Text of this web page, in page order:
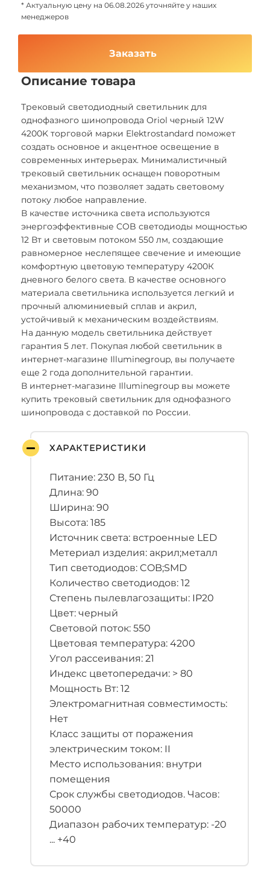
* Актуальную цену на 06.08.2026 уточняйте у наших
менеджеров
Заказать
Описание товара
Трековый светодиодный светильник для
однофазного шинопровода Oriol черный 12W
4200K торговой марки Elektrostandard поможет
создать основное и акцентное освещение в
современных интерьерах. Минималистичный
трековый светильник оснащен поворотным
механизмом, что позволяет задать световому
потоку любое направление.
В качестве источника света используются
энергоэффективные COB светодиоды мощностью
12 Вт и световым потоком 550 лм, создающие
равномерное неслепящее свечение и имеющие
комфортную цветовую температуру 4200К
дневного белого света. В качестве основного
материала светильника используется легкий и
прочный алюминиевый сплав и акрил,
устойчивый к механическим воздействиям.
На данную модель светильника действует
гарантия 5 лет. Покупая любой светильник в
интернет-магазине Illuminegroup, вы получаете
еще 2 года дополнительной гарантии.
В интернет-магазине Illuminegroup вы можете
купить трековый светильник для однофазного
шинопровода с доставкой по России.
ХАРАКТЕРИСТИКИ
Питание: 230 В, 50 Гц
Длина: 90
Ширина: 90
Высота: 185
Источник света: встроенные LED
Метериал изделия: акрил;металл
Тип светодиодов: COB;SMD
Количество светодиодов: 12
Степень пылевлагозащиты: IP20
Цвет: черный
Световой поток: 550
Цветовая температура: 4200
Угол рассеивания: 21
Индекс цветопередачи: > 80
Мощность Вт: 12
Электромагнитная совместимость:
Нет
Класс защиты от поражения
электрическим током: II
Место использования: внутри
помещения
Срок службы светодиодов. Часов:
50000
Диапазон рабочих температур: -20
... +40